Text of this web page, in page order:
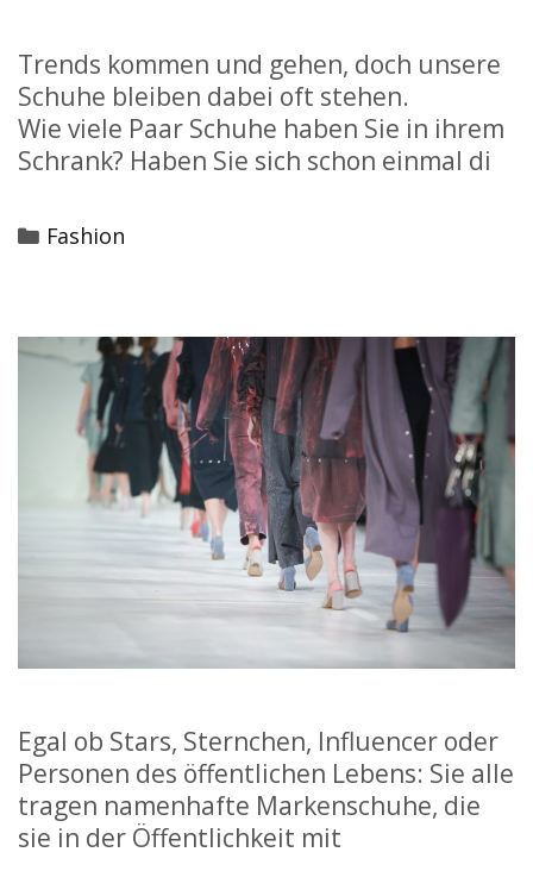
Trends kommen und gehen, doch unsere
Schuhe bleiben dabei oft stehen.
Wie viele Paar Schuhe haben Sie in ihrem
Schrank? Haben Sie sich schon einmal di
Categories
Fashion
Egal ob Stars, Sternchen, Influencer oder
Personen des öffentlichen Lebens: Sie alle
tragen namenhafte Markenschuhe, die
sie in der Öffentlichkeit mit